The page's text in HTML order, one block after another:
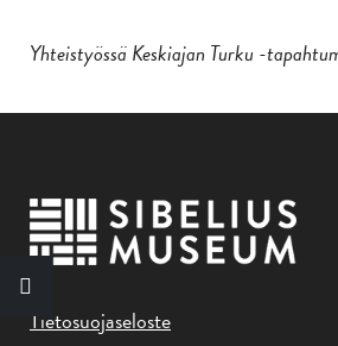
Yhteistyössä Keskiajan Turku -
Tietosuojaseloste